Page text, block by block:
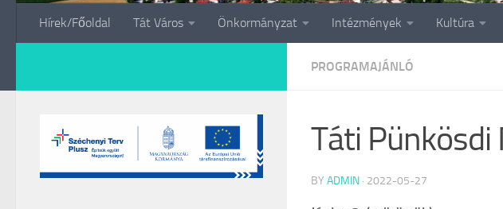
Hírek/Főoldal Tát Város Önkormányzat Intézmények Kultúra
PROGRAMAJÁNLÓ
Táti
BY ADMIN · 2022-05-27